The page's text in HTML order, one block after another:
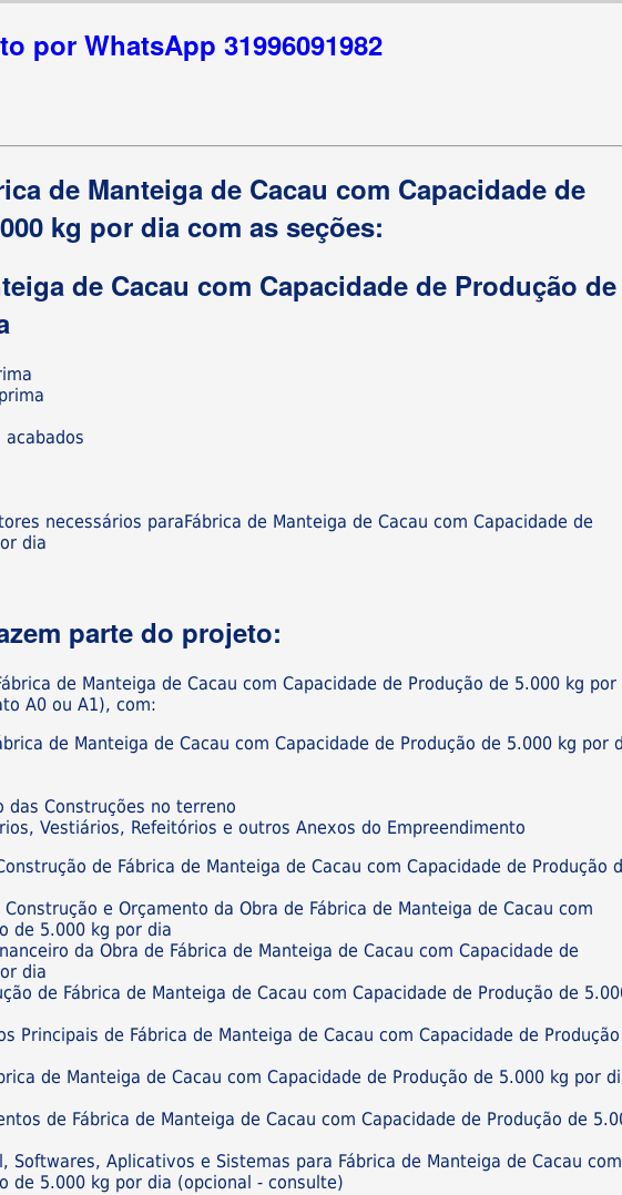
por WhatsApp 31996091982
de Manteiga de Cacau com Capacidade de
kg por dia com as seções:
de Cacau com Capacidade de Produção de
necessários paraFábrica de Manteiga de Cacau com Capacidade de
dia
parte do projeto:
de Manteiga de Cacau com Capacidade de Produção de 5.000 kg por
A0 ou A1), com:
de Manteiga de Cacau com Capacidade de Produção de 5.000 kg por
das Construções no terreno
Vestiários, Refeitórios e outros Anexos do Empreendimento
de Fábrica de Manteiga de Cacau com Capacidade de Produção
e Orçamento da Obra de Fábrica de Manteiga de Cacau com
de 5.000 kg por dia
da Obra de Fábrica de Manteiga de Cacau com Capacidade de
dia
de Fábrica de Manteiga de Cacau com Capacidade de Produção de
Principais de Fábrica de Manteiga de Cacau com Capacidade de Produção
de Manteiga de Cacau com Capacidade de Produção de 5.000 kg por
de Fábrica de Manteiga de Cacau com Capacidade de Produção de
Softwares, Aplicativos e Sistemas para Fábrica de Manteiga de Cacau com
de 5.000 kg por dia (opcional - consulte)